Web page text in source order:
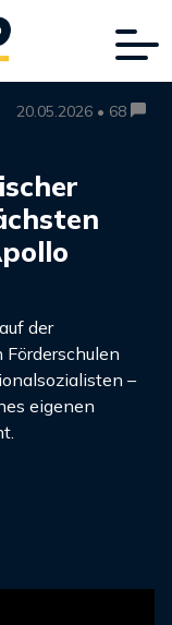
20.05.2026 • 68
der
Förderschulen
–
eigenen